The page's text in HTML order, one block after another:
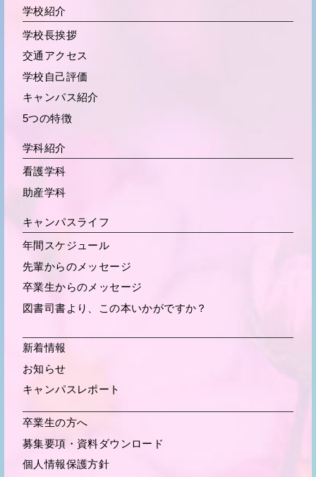
学校紹介
学校長挨拶
交通アクセス
学校自己評価
キャンパス紹介
5つの特徴
学科紹介
看護学科
助産学科
キャンパスライフ
年間スケジュール
先輩からのメッセージ
卒業生からの メッセージ
図書司書より、この本いかがですか？
新着情報
お知らせ
キャンパスレポート
卒業生の方へ
募集要項・ 資料ダウンロード
個人情報保護方針